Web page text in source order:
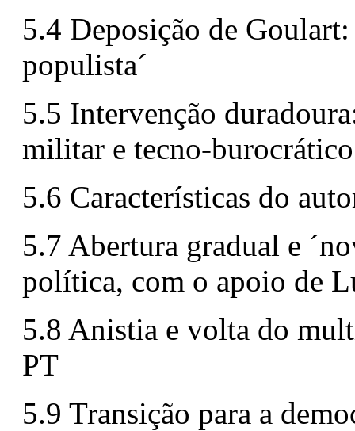
5.4 Deposição de
populista´
5.5 Intervenção
militar e tecno-burocrático
5.6 Características do
5.7 Abertura gradual e
política, com o apoio de
5.8 Anistia e volta do
PT
5.9 Transição para a